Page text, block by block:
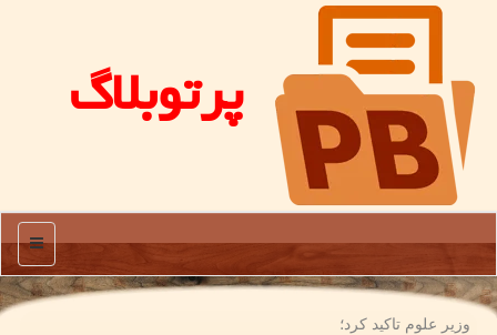
پرتوبلاگ
منو
وزیر علوم تاكید كرد؛